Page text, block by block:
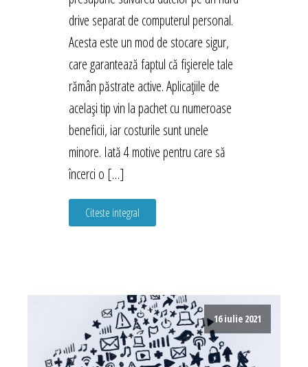
drive separat de computerul personal.
Acesta este un mod de stocare sigur,
care garantează faptul că fișierele tale
rămân păstrate active. Aplicațiile de
același tip vin la pachet cu numeroase
beneficii, iar costurile sunt unele
minore. Iată 4 motive pentru care să
încerci o […]
Citeste integral
16 iulie 2021